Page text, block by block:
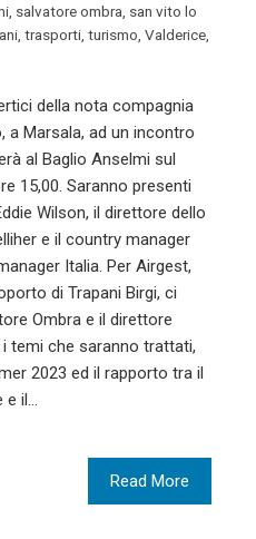
salvatore ombra san vito lo
trasporti turismo Valderice
della nota compagnia
a Marsala, ad un incontro
al Baglio Anselmi sul
15,00. Saranno presenti
Wilson, il direttore dello
e il country manager
Italia. Per Airgest,
di Trapani Birgi, ci
Ombra e il direttore
temi che saranno trattati,
2023 ed il rapporto tra il
e il…
Read More